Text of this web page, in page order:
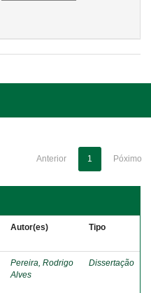
Anterior 1 Póximo
Autor(es) Tipo
Pereira, Rodrigo
Alves
Dissertação